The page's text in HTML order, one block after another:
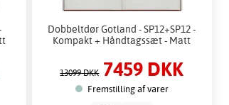
Dobbeltdør Gotland - SP12+SP12 -
Kompakt + Håndtagssæt - Matt
13099 DKK 7459 DKK
Fremstilling af varer